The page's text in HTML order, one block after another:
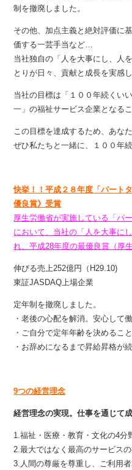
制を撤廃しました。
その他、加点主義と絶対評価に
価する一芸手当など…
当社独自の「人を大事にし、人
とりが日々、貢献と成長を実感し
当社の目標は「１００年続くい
一」の福祉サービス企業となるこ
この目標を達成するため、あな
ぜひ私たちと一緒に、１００年
快挙！！平成２８年度「パート
優良賞》受賞
厚生労働省が実施している「パ
において、当社の「人を大事に
れ、平成28年度の最優良賞（厚
伸びる売上252億円（H29.10)
東証JASDAQ上場企業
定年制を撤廃しました。
・老後の心配を解消。安心して
・ご自分で定年年齢を決めるこ
・お辞めになるまで昇給昇格が
9つの経営理念
経営理念の実現。仕事を通じて
1.福祉・医療・教育・文化の4分
2.最大ではなく最高のサービス
3.人間の尊厳を尊重し、ご利用